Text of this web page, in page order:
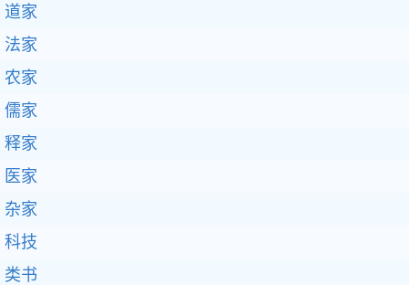
道家
法家
农家
儒家
释家
医家
杂家
科技
类书